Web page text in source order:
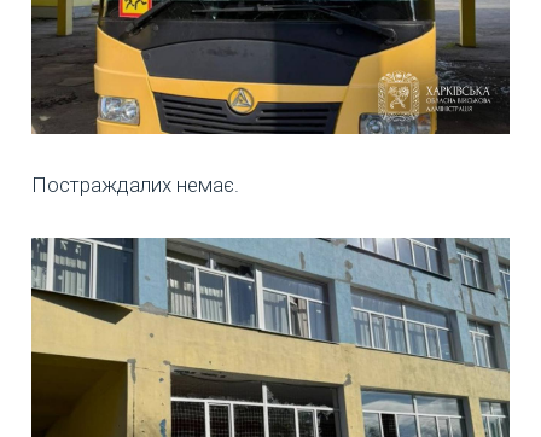
Постраждалих немає.